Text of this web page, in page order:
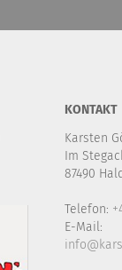
KONTAKT
Karsten
Im
87490
Telefon:
E-Mail: